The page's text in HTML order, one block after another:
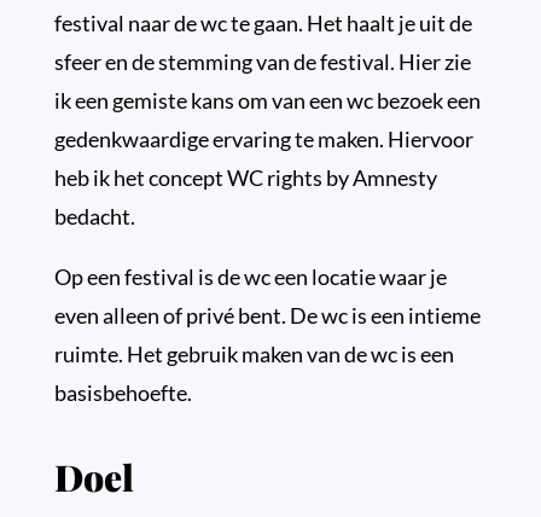
festival naar de wc te gaan. Het haalt je uit de
sfeer en de stemming van de festival. Hier zie
ik een gemiste kans om van een wc bezoek een
gedenkwaardige ervaring te maken. Hiervoor
heb ik het concept WC rights by Amnesty
bedacht.
Op een festival is de wc een locatie waar je
even alleen of privé bent. De wc is een intieme
ruimte. Het gebruik maken van de wc is een
basisbehoefte.
Doel